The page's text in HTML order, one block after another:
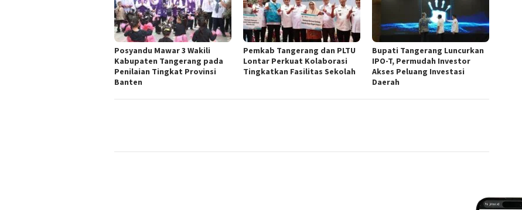
Posyandu Mawar 3 Wakili
Kabupaten Tangerang pada
Penilaian Tingkat Provinsi
Banten
Pemkab Tangerang dan PLTU
Lontar Perkuat Kolaborasi
Tingkatkan Fasilitas Sekolah
Bupati Tangerang Luncurkan
IPO-T, Permudah Investor
Akses Peluang Investasi
Daerah